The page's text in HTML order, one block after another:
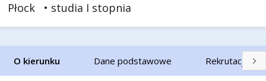
Płock
• studia I stopnia
O kierunku Dane podstawowe Rekrutacja